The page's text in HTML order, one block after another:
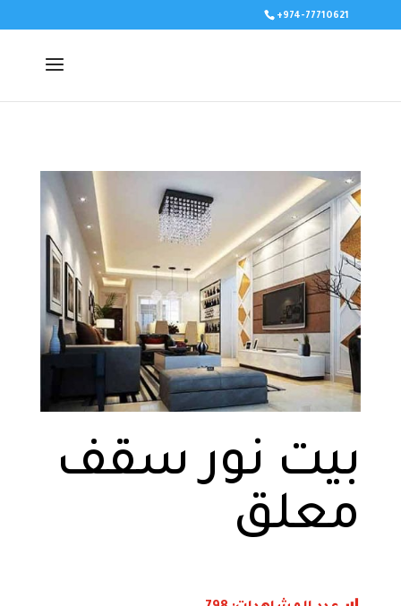
+974-77710621
بيت نور سقف
معلق